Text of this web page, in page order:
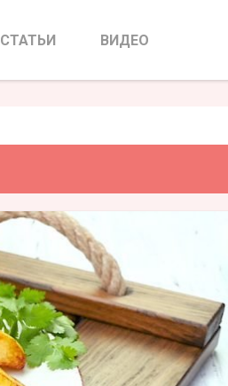
СТАТЬИ ВИДЕО